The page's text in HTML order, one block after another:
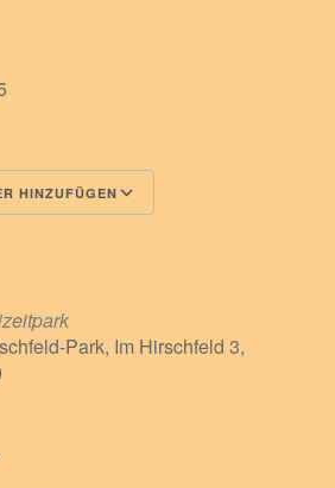
HINZUFÜGEN
Park, Im Hirschfeld 3,